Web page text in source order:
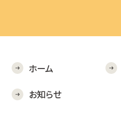
ホーム
お知らせ